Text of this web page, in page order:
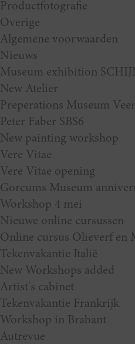
Productfotografie
Overige
Algemene voorwaarden
Nieuws
Museum exhibition
New Atelier
Preperations Museum
Peter Faber SBS6
New painting workshop
Vere Vitae
Vere Vitae opening
Gorcums Museum
Workshop 4 mei
Nieuwe online cursussen
Online cursus Olieverf en
Tekenvakantie Italië
New Workshops added
Artist's cabinet
Tekenvakantie Frankrijk
Workshop in Brabant
Autrevue